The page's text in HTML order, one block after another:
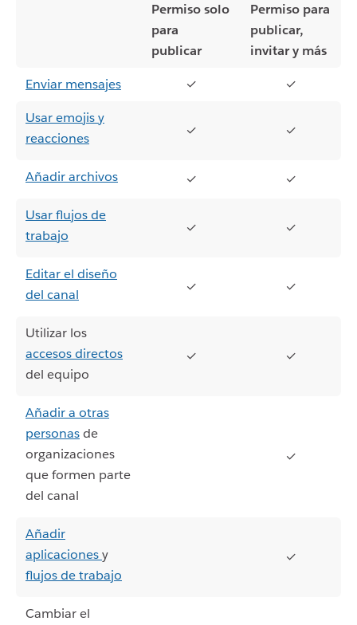
Permiso solo
para
publicar
Permiso para
publicar,
invitar y más
Enviar mensajes
✓
✓
Usar emojis y
reacciones
✓ ✓
Añadir archivos ✓ ✓
Usar flujos de
trabajo
✓ ✓
Editar el diseño
del canal
✓ ✓
Utilizar los
accesos directos
del equipo
✓ ✓
Añadir a otras
personasde
organizaciones
que formen parte
del canal
✓
Añadir
aplicacionesy
flujos de trabajo
✓
Cambiar el